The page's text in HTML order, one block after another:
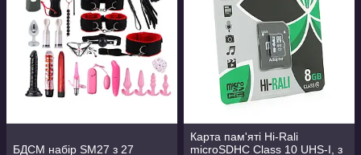
БДСМ набір SM27 з 27
Карта пам'яті Hi-Rali
microSDHC Class 10 UHS-I, з